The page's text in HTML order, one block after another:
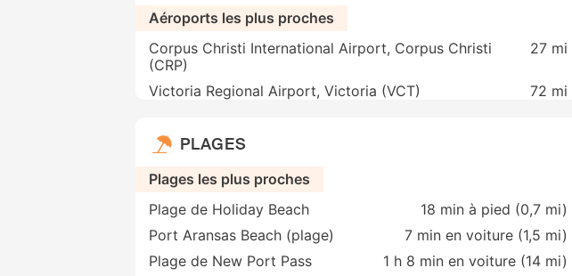
Aéroports les plus proches
Corpus Christi International Airport, Corpus Christi
(CRP)
27 mi
Victoria Regional Airport, Victoria (VCT) 72 mi
PLAGES
Plages les plus proches
Plage de Holiday Beach
18 min à pied (0,7 mi)
Port Aransas Beach (plage)
7 min en voiture (1,5 mi)
Plage de New Port Pass
1 h 8 min en voiture (14 mi)